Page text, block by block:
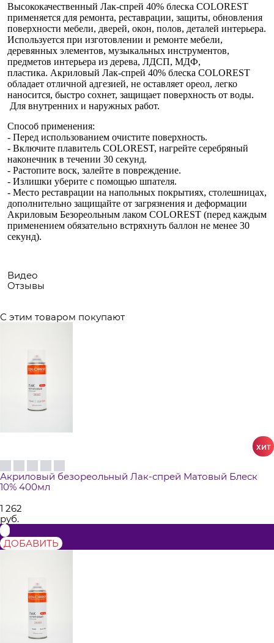
Высококачественный Лак-спрей 40% блеска COLOREST
применяется для ремонта, реставрации, защиты, обновления
поверхности мебели, дверей, окон, полов, деталей интерьера.
Используется при изготовлении и ремонте мебели,
деревянных элементов, музыкальных инструментов,
предметов интерьера из дерева, ЛДСП, МДФ,
пластика. Акриловый Лак-спрей 40% блеска COLOREST
обладает отличной адгезией, не оставляет ореол, легко
наносится, быстро сохнет, защищает поверхность от воды.
Для внутренних и наружных работ.
Способ применения:
- Перед использованием очистите поверхность.
- Включите плавитель COLOREST, нагрейте серебряный
наконечник в течении 30 секунд.
- Растопите воск, залейте в повреждение.
- Излишки уберите с помощью шпателя.
- Место реставрации на напольных покрытиях, столешницах,
дополнительно защищайте от загрязнения и деформации
Акриловым Безореольным лаком COLOREST (перед каждым
применением обязательно встряхнуть баллон не менее 30
секунд).
Видео
Отзывы
С этим товаром покупают
Акриловый безореольный Лак-спрей Матовый Блеск
10% 400мл
1 262
руб.
ДОБАВИТЬ